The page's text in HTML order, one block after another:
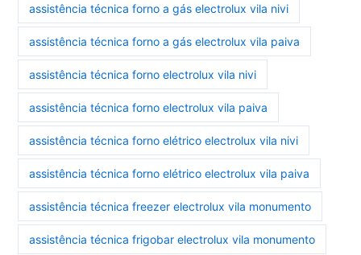
assistência técnica forno a gás electrolux vila nivi
assistência técnica forno a gás electrolux vila paiva
assistência técnica forno electrolux vila nivi
assistência técnica forno electrolux vila paiva
assistência técnica forno elétrico electrolux vila nivi
assistência técnica forno elétrico electrolux vila paiva
assistência técnica freezer electrolux vila monumento
assistência técnica frigobar electrolux vila monumento